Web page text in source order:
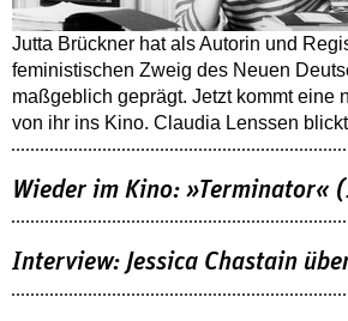
Jutta Brückner hat als Autorin und
feministischen Zweig des Neuen
maßgeblich geprägt. Jetzt kommt eine
von ihr ins Kino. Claudia Lenssen
Wieder im Kino: »Terminator«
Interview: Jessica Chastain